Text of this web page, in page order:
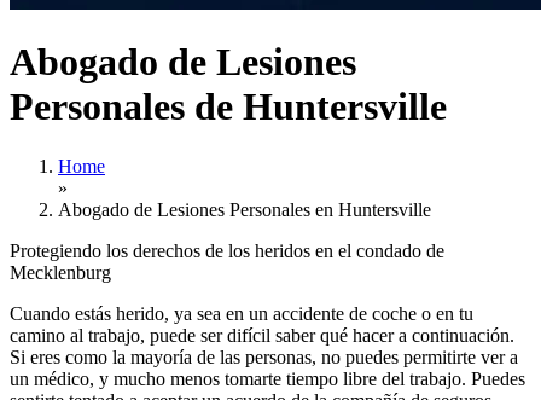
Abogado de Lesiones
Personales de Huntersville
Home
»
Abogado de Lesiones Personales en Huntersville
Protegiendo los derechos de los heridos en el condado de
Mecklenburg
Cuando estás herido, ya sea en un accidente de coche o en tu
camino al trabajo, puede ser difícil saber qué hacer a continuación.
Si eres como la mayoría de las personas, no puedes permitirte ver a
un médico, y mucho menos tomarte tiempo libre del trabajo. Puedes